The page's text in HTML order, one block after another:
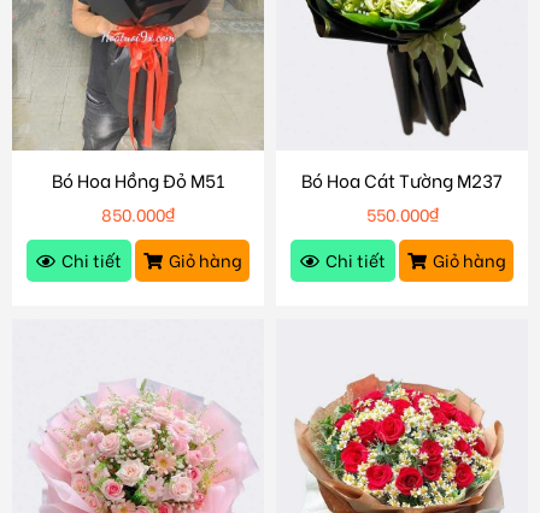
Bó Hoa Hồng Đỏ M51
850.000₫
Chi tiết
Giỏ hàng
Bó Hoa Cát Tường M237
550.000₫
Chi tiết
Giỏ hàng